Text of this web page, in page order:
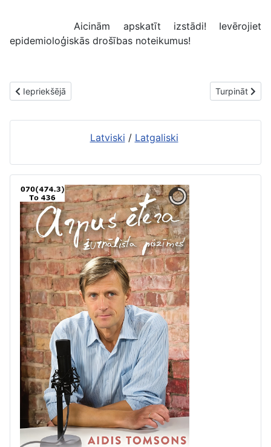
Aicinām apskatīt izstādi! Ievērojiet
epidemioloģiskās drošības noteikumus!
Iepriekšējais raksts: Arī krāsu prieks un satikšanās…
Iepriekšējā Nākamais
Turpināt
Latviski / Latgaliski